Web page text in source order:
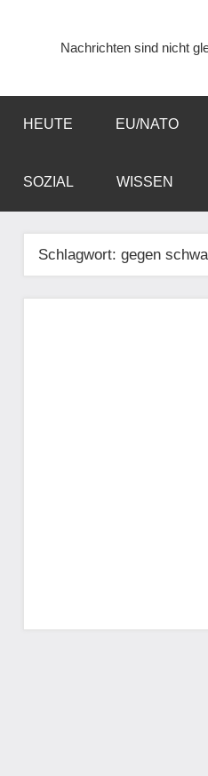
Nachrichten sind nicht
HEUTE EU/NATO
SOZIAL WISSEN
Schlagwort: gegen